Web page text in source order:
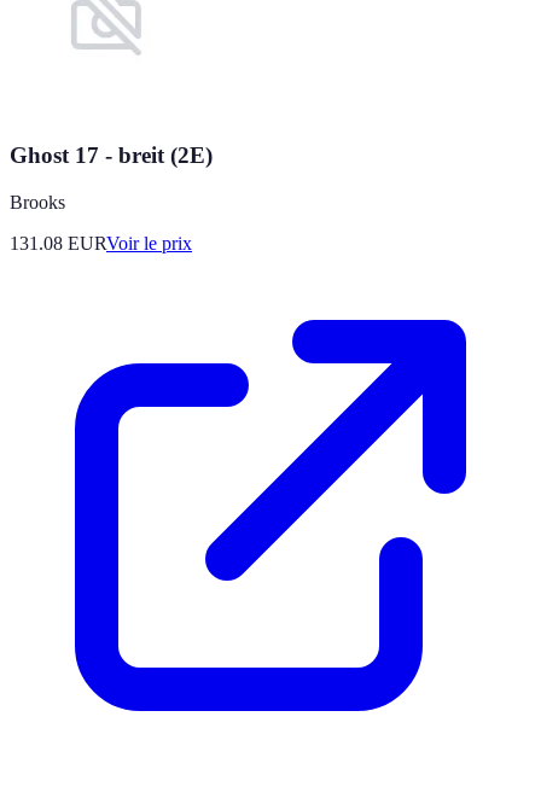
Ghost 17 - breit (2E)
Brooks
131.08 EURVoir le prix